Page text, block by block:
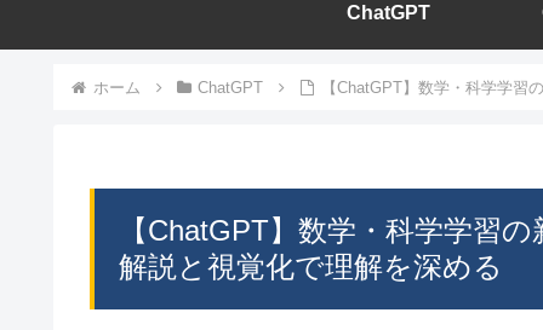
ChatGPT
ホーム ChatGPT 【ChatGPT】数学・科学学習
【ChatGPT】数学・科学学習
解説と視覚化で理解を深める